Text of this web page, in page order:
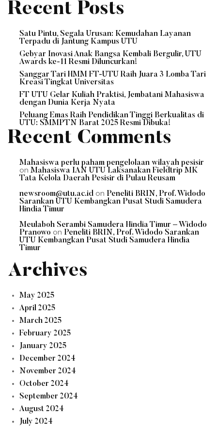
Recent Posts
Satu Pintu, Segala Urusan: Kemudahan Layanan
Terpadu di Jantung Kampus UTU
Gebyar Inovasi Anak Bangsa Kembali Bergulir, UTU
Awards ke-11 Resmi Diluncurkan!
Sanggar Tari HMM FT-UTU Raih Juara 3 Lomba Tari
Kreasi Tingkat Universitas
FT UTU Gelar Kuliah Praktisi, Jembatani Mahasiswa
dengan Dunia Kerja Nyata
Peluang Emas Raih Pendidikan Tinggi Berkualitas di
UTU: SMMPTN Barat 2025 Resmi Dibuka!
Recent Comments
Mahasiswa perlu paham pengelolaan wilayah pesisir
on Mahasiswa IAN UTU Laksanakan Fieldtrip MK
Tata Kelola Daerah Pesisir di Pulau Reusam
newsroom@utu.ac.id on Peneliti BRIN, Prof. Widodo
Sarankan UTU Kembangkan Pusat Studi Samudera
Hindia Timur
Meulaboh Serambi Samudera Hindia Timur – Widodo
Pranowo on Peneliti BRIN, Prof. Widodo Sarankan
UTU Kembangkan Pusat Studi Samudera Hindia
Timur
Archives
May 2025
April 2025
March 2025
February 2025
January 2025
December 2024
November 2024
October 2024
September 2024
August 2024
July 2024